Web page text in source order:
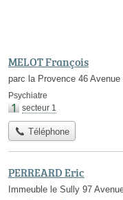
MELOT François
parc la Provence 46
Psychiatre
secteur 1
Téléphone
PERREARD Eric
Immeuble le Sully 97